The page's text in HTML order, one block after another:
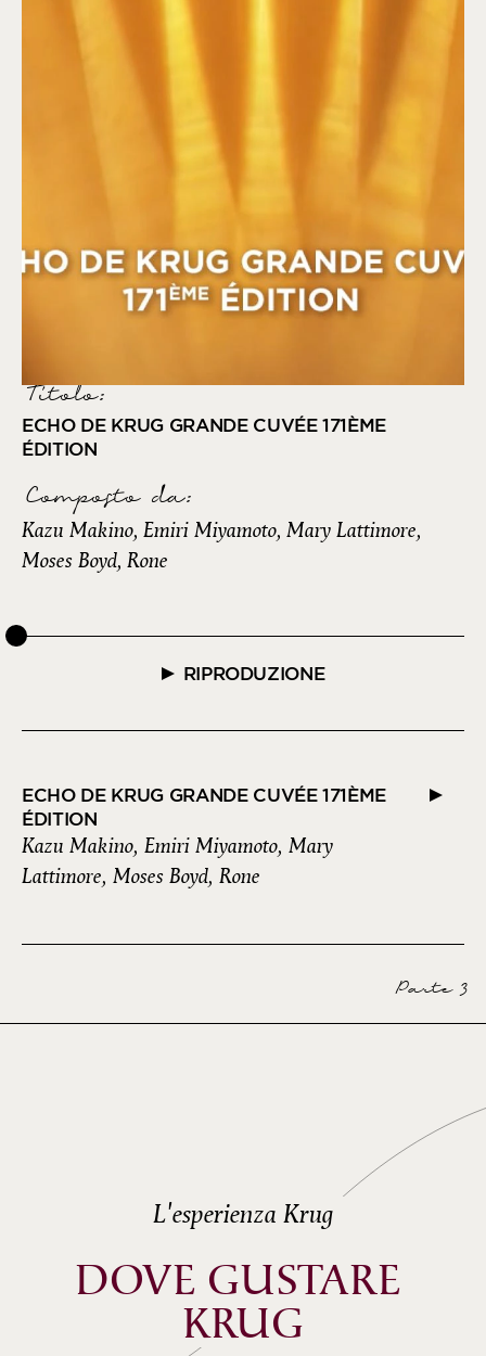
Titolo:
ECHO DE KRUG GRANDE CUVÉE 171ÈME
ÉDITION
Composto da:
Kazu Makino, Emiri Miyamoto, Mary Lattimore,
Moses Boyd, Rone
RIPRODUZIONE
ECHO DE KRUG GRANDE CUVÉE 171ÈME
ÉDITION
Kazu Makino, Emiri Miyamoto, Mary
Lattimore, Moses Boyd, Rone
Parte 3
L'esperienza Krug
DOVE GUSTARE
KRUG